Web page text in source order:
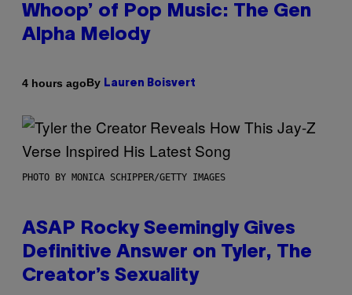
Whoop’ of Pop Music: The Gen
Alpha Melody
4 hours agoBy Lauren Boisvert
PHOTO BY MONICA SCHIPPER/GETTY IMAGES
ASAP Rocky Seemingly Gives
Definitive Answer on Tyler, The
Creator’s Sexuality